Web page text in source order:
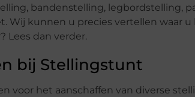
bandenstelling, legbordstelling,
Wij kunnen u precies vertellen waar
Lees dan verder.
bij Stellingstunt
voor het aanschaffen van diverse